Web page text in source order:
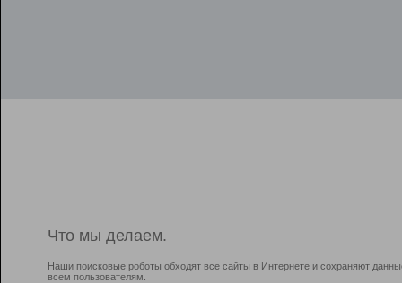
Что мы делаем.
Наши поисковые роботы обходят все сайты в Интернете и сохраняют
всем пользователям.